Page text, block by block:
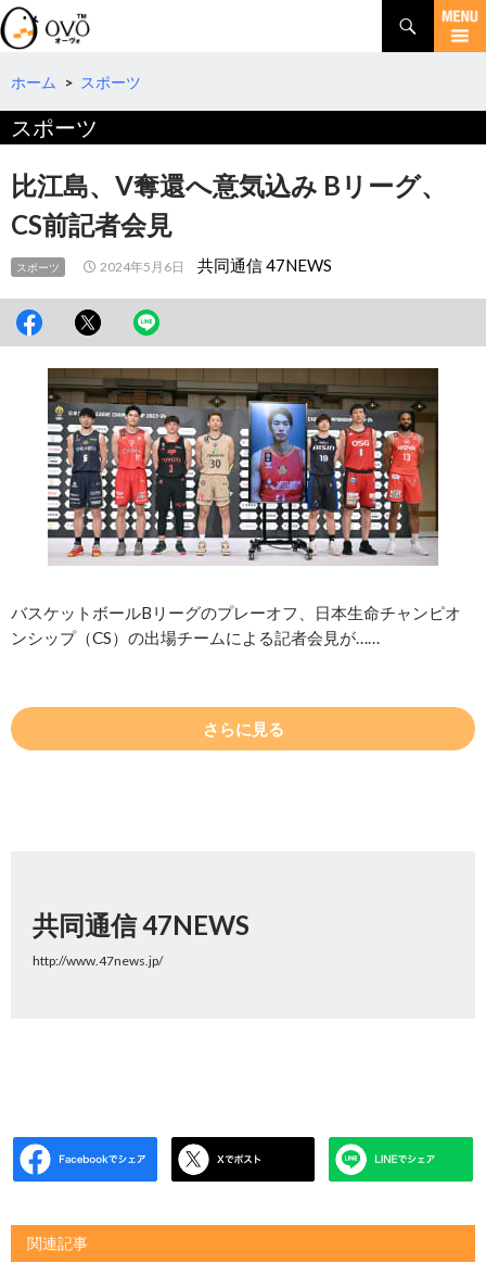
検
索
コ
テ
へ
移
動
ホーム > スポーツ
スポーツ
比江島、V奪還へ意気込み Bリーグ、
CS前記者会見
スポーツ 2024年5月6日 共同通信 47NEWS
バスケットボールBリーグのプレーオフ、日本生命チャンピオ
ンシップ（CS）の出場チームによる記者会見が……
さらに見る
共同通信 47NEWS
http://www.47news.jp/
関連記事